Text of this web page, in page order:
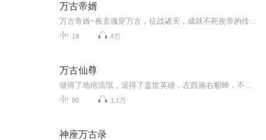
万古帝婿
19 4万
万古仙尊
80 1.1万
神座万古录